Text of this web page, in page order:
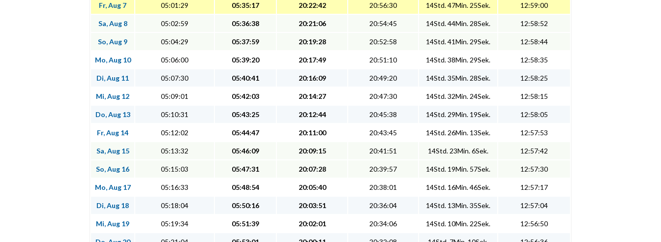
Fr, Aug 7 05:01:29 05:35:17 20:22:42 20:56:30 14Std. 47Min. 25Sek. 12:59:00
Sa, Aug 8 05:02:59 05:36:38 20:21:06 20:54:45 14Std. 44Min. 28Sek. 12:58:52
So, Aug 9 05:04:29 05:37:59 20:19:28 20:52:58 14Std. 41Min. 29Sek. 12:58:44
Mo, Aug 10 05:06:00 05:39:20 20:17:49 20:51:10 14Std. 38Min. 29Sek. 12:58:35
Di, Aug 11 05:07:30 05:40:41 20:16:09 20:49:20 14Std. 35Min. 28Sek. 12:58:25
Mi, Aug 12 05:09:01 05:42:03 20:14:27 20:47:30 14Std. 32Min. 24Sek. 12:58:15
Do, Aug 13 05:10:31 05:43:25 20:12:44 20:45:38 14Std. 29Min. 19Sek. 12:58:05
Fr, Aug 14 05:12:02 05:44:47 20:11:00 20:43:45 14Std. 26Min. 13Sek. 12:57:53
Sa, Aug 15 05:13:32 05:46:09 20:09:15 20:41:51 14Std. 23Min. 6Sek. 12:57:42
So, Aug 16 05:15:03 05:47:31 20:07:28 20:39:57 14Std. 19Min. 57Sek. 12:57:30
Mo, Aug 17 05:16:33 05:48:54 20:05:40 20:38:01 14Std. 16Min. 46Sek. 12:57:17
Di, Aug 18 05:18:04 05:50:16 20:03:51 20:36:04 14Std. 13Min. 35Sek. 12:57:04
Mi, Aug 19 05:19:34 05:51:39 20:02:01 20:34:06 14Std. 10Min. 22Sek. 12:56:50